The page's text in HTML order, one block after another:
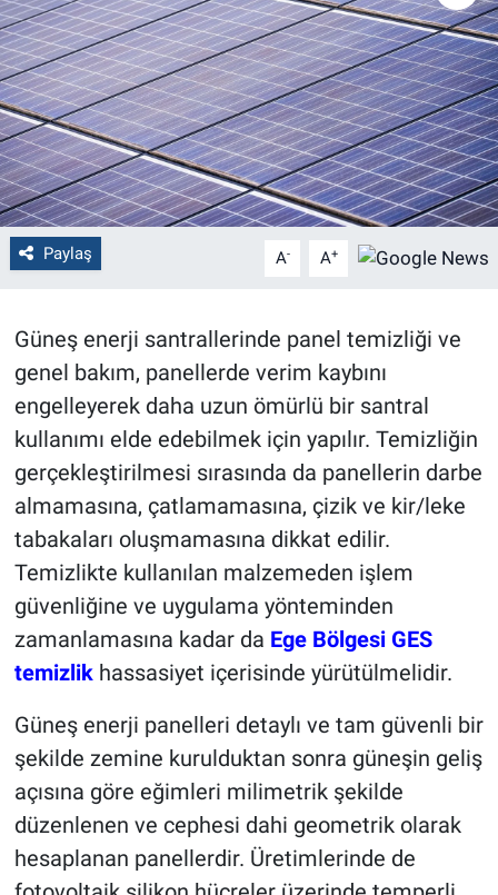
Paylaş A- A+
Güneş enerji santrallerinde panel temizliği ve
genel bakım, panellerde verim kaybını
engelleyerek daha uzun ömürlü bir santral
kullanımı elde edebilmek için yapılır. Temizliğin
gerçekleştirilmesi sırasında da panellerin darbe
almamasına, çatlamamasına, çizik ve kir/leke
tabakaları oluşmamasına dikkat edilir.
Temizlikte kullanılan malzemeden işlem
güvenliğine ve uygulama yönteminden
zamanlamasına kadar da Ege Bölgesi GES
temizlikhassasiyet içerisinde yürütülmelidir.
Güneş enerji panelleri detaylı ve tam güvenli bir
şekilde zemine kurulduktan sonra güneşin geliş
açısına göre eğimleri milimetrik şekilde
düzenlenen ve cephesi dahi geometrik olarak
hesaplanan panellerdir. Üretimlerinde de
Politika
Bilecik
Kütahya
Gezi
Genel
Yerel
Magazin
Bilim ve Teknoloji